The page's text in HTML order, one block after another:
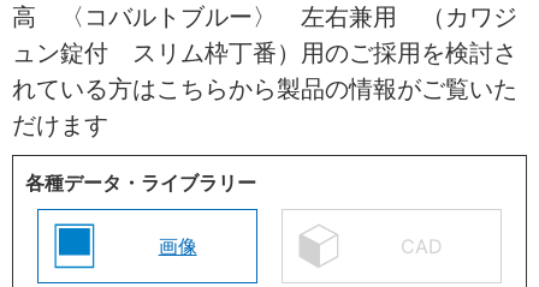
高 〈コバルトブルー〉 左右兼用 （カワジ
ュン錠付 スリム枠丁番）用のご採用を検討さ
れている方はこちらから製品の情報がご覧いた
だけます
各種データ・ライブラリー
画像 CAD